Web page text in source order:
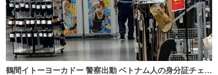
鶴間イトーヨーカドー 警察出動 ベトナム人の身分証チェッ